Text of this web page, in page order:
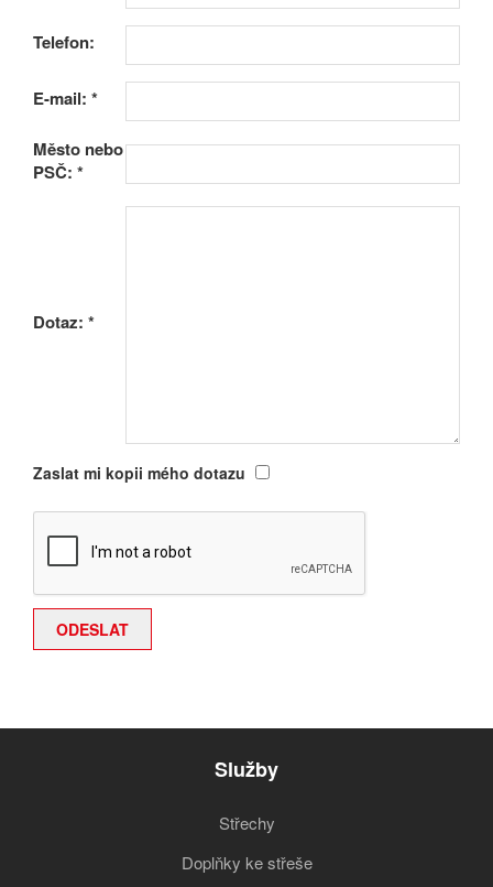
Telefon:
E-mail: *
Město nebo
PSČ: *
Dotaz: *
Zaslat mi kopii mého dotazu
Služby
Střechy
Doplňky ke střeše